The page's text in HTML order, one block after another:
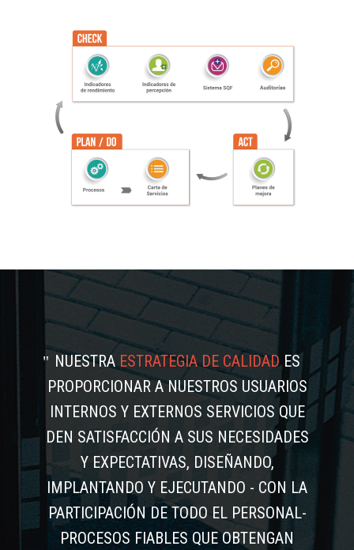
NUESTRAESTRATEGIA DE CALIDADES
PROPORCIONAR A NUESTROS USUARIOS
INTERNOS Y EXTERNOS SERVICIOS QUE
DEN SATISFACCIÓN A SUS NECESIDADES
Y EXPECTATIVAS, DISEÑANDO,
IMPLANTANDO Y EJECUTANDO - CON LA
PARTICIPACIÓN DE TODO EL PERSONAL-
PROCESOS FIABLES QUE OBTENGAN